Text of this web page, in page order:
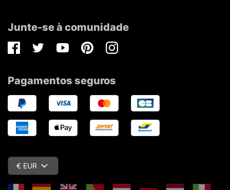
Junte-se à comunidade
FacebookTwitterYoutubePinterestInstagram
Pagamentos seguros
€ EUR